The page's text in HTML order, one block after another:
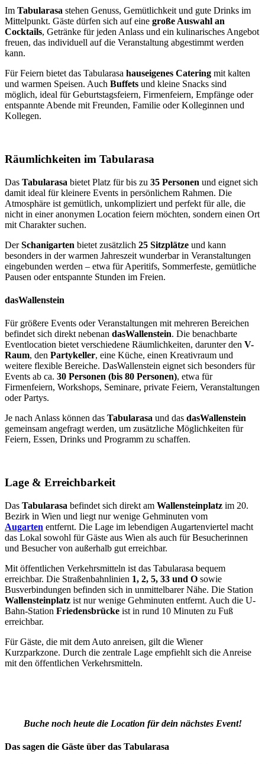
Im Tabularasa stehen Genuss, Gemütlichkeit und gute Drinks im
Mittelpunkt. Gäste dürfen sich auf eine große Auswahl an
Cocktails, Getränke für jeden Anlass und ein kulinarisches Angebot
freuen, das individuell auf die Veranstaltung abgestimmt werden
kann.
Für Feiern bietet das Tabularasa hauseigenes Catering mit kalten
und warmen Speisen. Auch Buffets und kleine Snacks sind
möglich, ideal für Geburtstagsfeiern, Firmenfeiern, Empfänge oder
entspannte Abende mit Freunden, Familie oder Kolleginnen und
Kollegen.
Räumlichkeiten im Tabularasa
Das Tabularasa bietet Platz für bis zu 35 Personen und eignet sich
damit ideal für kleinere Events in persönlichem Rahmen. Die
Atmosphäre ist gemütlich, unkompliziert und perfekt für alle, die
nicht in einer anonymen Location feiern möchten, sondern einen Ort
mit Charakter suchen.
DerSchanigarten bietet zusätzlich 25 Sitzplätze und kann
besonders in der warmen Jahreszeit wunderbar in Veranstaltungen
eingebunden werden – etwa für Aperitifs, Sommerfeste, gemütliche
Pausen oder entspannte Stunden im Freien.
dasWallenstein
Für größere Events oder Veranstaltungen mit mehreren Bereichen
befindet sich direkt nebenan dasWallenstein. Die benachbarte
Eventlocation bietet verschiedene Räumlichkeiten, darunter den V-
Raum, den Partykeller, eine Küche, einen Kreativraum und
weitere flexible Bereiche. DasWallenstein eignet sich besonders für
Events ab ca. 30 Personen (bis 80 Personen), etwa für
Firmenfeiern, Workshops, Seminare, private Feiern, Veranstaltungen
oder Partys.
Je nach Anlass können das Tabularasa und das dasWallenstein
gemeinsam angefragt werden, um zusätzliche Möglichkeiten für
Feiern, Essen, Drinks und Programm zu schaffen.
Lage & Erreichbarkeit
Das Tabularasa befindet sich direkt am Wallensteinplatz im 20.
Bezirk in Wien und liegt nur wenige Gehminuten vom
Augarten entfernt. Die Lage im lebendigen Augartenviertel macht
das Lokal sowohl für Gäste aus Wien als auch für Besucherinnen
und Besucher von außerhalb gut erreichbar.
Mit öffentlichen Verkehrsmitteln ist das Tabularasa bequem
erreichbar. Die Straßenbahnlinien 1, 2, 5, 33 und O sowie
Busverbindungen befinden sich in unmittelbarer Nähe. Die Station
Wallensteinplatz ist nur wenige Gehminuten entfernt. Auch die U-
Bahn-Station Friedensbrücke ist in rund 10 Minuten zu Fuß
erreichbar.
Für Gäste, die mit dem Auto anreisen, gilt die Wiener
Kurzparkzone. Durch die zentrale Lage empfiehlt sich die Anreise
mit den öffentlichen Verkehrsmitteln.
Buche noch heute die Location für dein nächstes Event!
Das sagen die Gäste über das Tabularasa